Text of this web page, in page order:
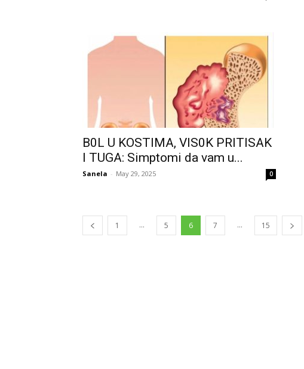
B0L U KOSTIMA, VIS0K PRITISAK
I TUGA: Simptomi da vam u...
Sanela - May 29, 2025 0
1 ... 5 6 7 ... 15